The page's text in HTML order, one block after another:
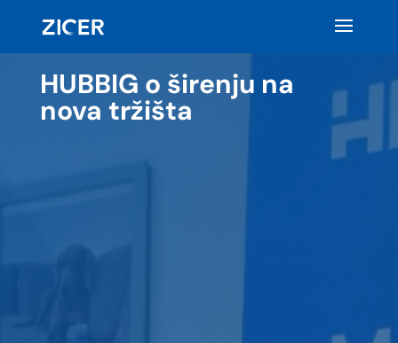
HUBBIG o širenju na
nova tržišta